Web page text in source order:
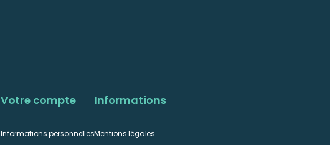
Informations
Mentions légales
Votre compte
Informations personnelles